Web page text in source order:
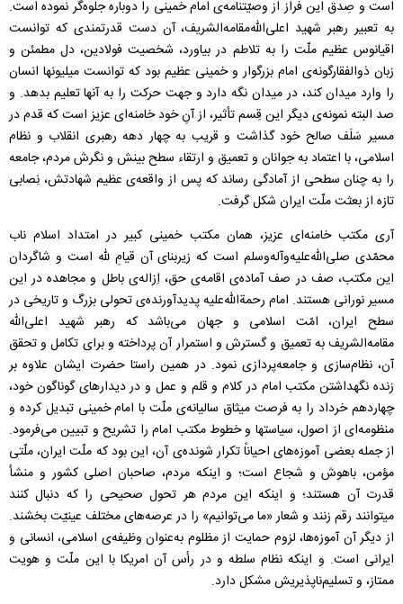
است و صِدق این فراز از وصیّتنامه‌ی امام خمینی را دوباره جلوه‌گر نموده است.
به تعبیر رهبر شهید اعلی‌الله‌مقامه‌الشریف، آن دست قدرتمندی که توانست
اقیانوس عظیم ملّت را به تلاطم در بیاورد، شخصیت فولادین، دل مطمئن و
زبان ذوالفقارگونه‌ی امام بزرگوار و خمینی عظیم بود که توانست میلیونها انسان
را وارد میدان کند، در میدان نگه دارد و جهت حرکت را به آنها تعلیم بدهد. و
صد البته نمونه‌ی دیگر این قِسم تأثیر، از آنِ خود خامنه‌ای عزیز است که قدم در
مسیر سَلَف صالح خود گذاشت و قریب به چهار دهه رهبری انقلاب و نظام
اسلامی، با اعتماد به جوانان و تعمیق و ارتقاء سطح بینش و نگرش مردم، جامعه
را به چنان سطحی از آمادگی رساند که پس از واقعه‌‌ی عظیم شهادتش، نِصابی
تازه از بعثت ملّت ایران شکل گرفت.
آری مکتب خامنه‌ای عزیز، همان مکتب خمینی کبیر در امتداد اسلام ناب
محمّدی صلی‌الله‌علیه‌وآله‌وسلم است که زیربنای آن قیامِ لله است و شاگردان
این مکتب، صف در صف آماده‌ی اقامه‌ی حق، اِزاله‌ی باطل و مجاهده در این
مسیر نورانی هستند. امام رحمة‌الله‌علیه پدیدآورنده‌‌ی تحولی بزرگ و تاریخی در
سطح ایران، امّت اسلامی و جهان می‌باشد که رهبر شهید اعلی‌الله
مقامه‌الشریف به تعمیق و گسترش و استمرار آن پرداخته و برای تکامل و تحقق
آن، نظام‌سازی و جامعه‌پردازی نمود. در همین راستا حضرت ایشان علاوه بر
زنده نگهداشتن مکتب امام در کلام و قلم و عمل و در دیدارهای گوناگون خود،
چهاردهم خرداد را به فرصت میثاق سالیانه‌ی ملّت با امام خمینی تبدیل کرده و
منظومه‌ای از اصول، سیاستها و خطوط مکتب امام را تشریح و تبیین می‌فرمود.
از جمله بعضی آموزه‌های احیاناً تکرار شونده‌ی آن، این بود که ملّت ایران، ملّتی
مؤمن، باهوش و شجاع است؛ و اینکه مردم، صاحبان اصلی کشور و منشأ
قدرت آن هستند؛ و اینکه این مردم هر تحول صحیحی را که دنبال کنند
میتوانند رقم زنند و شعار «ما می‌توانیم» را در عرصه‌های مختلف عینیّت بخشند.
از دیگر آن آموزه‌ها، لزوم حمایت از مظلوم به‌عنوان وظیفه‌ی اسلامی، انسانی و
ایرانی است. و اینکه نظام سلطه و در رأس آن امریکا با این ملّت و هویت
ممتاز، و تسلیم‌ناپذیریش مشکل دارد.